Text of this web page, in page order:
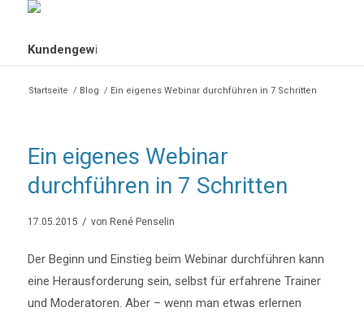
Startseite / Blog / Ein eigenes Webinar durchführen in 7 Schritten
Ein eigenes Webinar
durchführen in 7 Schritten
17.05.2015 / von René Penselin
Der Beginn und Einstieg beim Webinar durchführen kann
eine Herausforderung sein, selbst für erfahrene Trainer
und Moderatoren. Aber – wenn man etwas erlernen